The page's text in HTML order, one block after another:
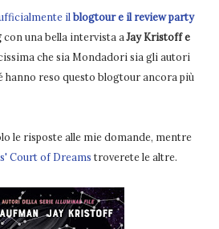
il blogtour e il review party
con una bella intervista aJay Kristoff e
che sia Mondadori sia gli autori
hanno reso questo blogtour ancora più
le risposte alle mie domande, mentre
Court of Dreams troverete le altre.